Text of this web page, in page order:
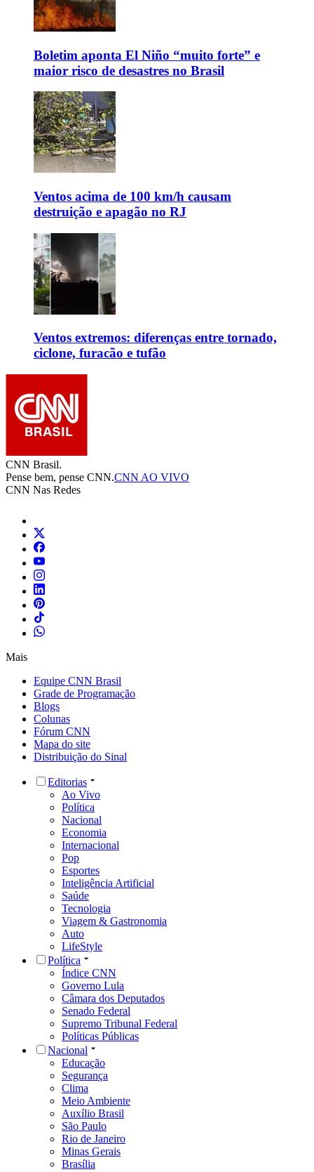
Boletim aponta El Niño “muito forte” e
maior risco de desastres no Brasil
Ventos acima de 100 km/h causam
destruição e apagão no RJ
Ventos extremos: diferenças entre tornado,
ciclone, furacão e tufão
CNN Brasil.
Pense bem, pense CNN.CNN AO VIVO
CNN Nas Redes
Mais
Equipe CNN Brasil
Grade de Programação
Blogs
Colunas
Fórum CNN
Mapa do site
Distribuição do Sinal
Editorias
Ao Vivo
Política
Nacional
Economia
Internacional
Pop
Esportes
Inteligência Artificial
Saúde
Tecnologia
Viagem & Gastronomia
Auto
LifeStyle
Política
Índice CNN
Governo Lula
Câmara dos Deputados
Senado Federal
Supremo Tribunal Federal
Políticas Públicas
Nacional
Educação
Segurança
Clima
Meio Ambiente
Auxílio Brasil
São Paulo
Rio de Janeiro
Minas Gerais
Brasília